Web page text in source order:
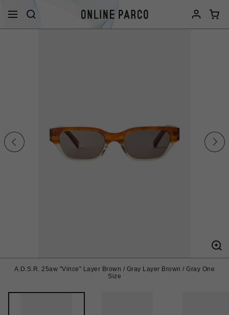
A.D.S.R. 25aw "Vince" Layer Brown / Gray Layer Brown / Gray One
Size